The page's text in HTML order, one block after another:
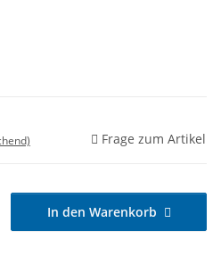
Frage zum Artikel
In den Warenkorb